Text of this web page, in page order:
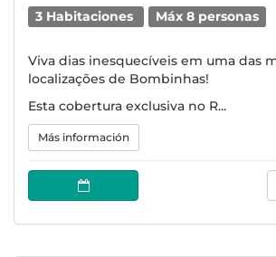
3 Habitaciones Máx 8 personas
Viva dias inesquecíveis em uma das
localizações de Bombinhas!
Esta cobertura exclusiva no R...
Más información